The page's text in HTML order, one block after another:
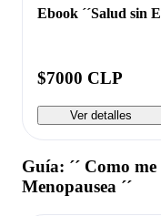
Ebook ´´Salud sin
$7000 CLP
Ver detalles
Guía: ´´ Como
Menopausea ´´